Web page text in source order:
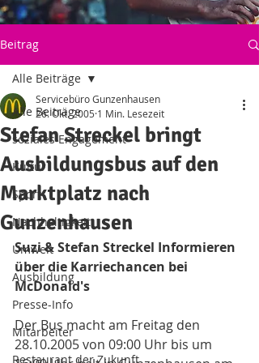
Beitrag
Alle Beiträge
soziales Engagement
Kultur
Sport
Nachhaltigkeit
Umwelt
Ausbildung
Presse-Info
Mitarbeiter
Restaurant der Zukunft
Alle Beiträge
Stefan Streckel bringt
Ausbildungsbus auf den
Marktplatz nach
Gunzenhausen
Servicebüro Gunzenhausen
26. Okt. 2005 1 Min. Lesezeit
Suzi & Stefan Streckel Informieren
über die Karriechancen bei
McDonald's
Der Bus macht am Freitag den
28.10.2005 von 09:00 Uhr bis um